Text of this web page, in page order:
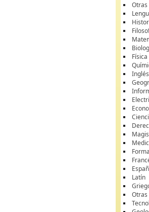
Física
Inglés
Latín